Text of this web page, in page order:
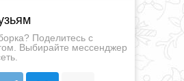
Поделитесь с
Выбирайте мессенджер